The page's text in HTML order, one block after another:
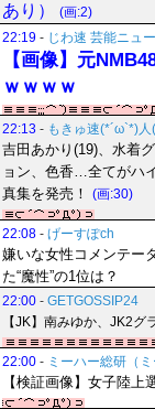
あり）
(画:2)
22:19 - じわ速 芸能ニュ
【画像】元
ｗｗｗｗ
22:13 - もきゅ速(*´ω`*)人
吉田あかり(19)、水着
ョン、色香…全てがハ
真集を発売！
(画:30)
22:08 - げーすぽch
嫌いな女性コメンテー
た“魔性”の1位は？
22:00 - GETGOSSIP24
【JK】南みゆか、JK2グ
22:00 - ミーハー総研（
【検証画像】女子陸上